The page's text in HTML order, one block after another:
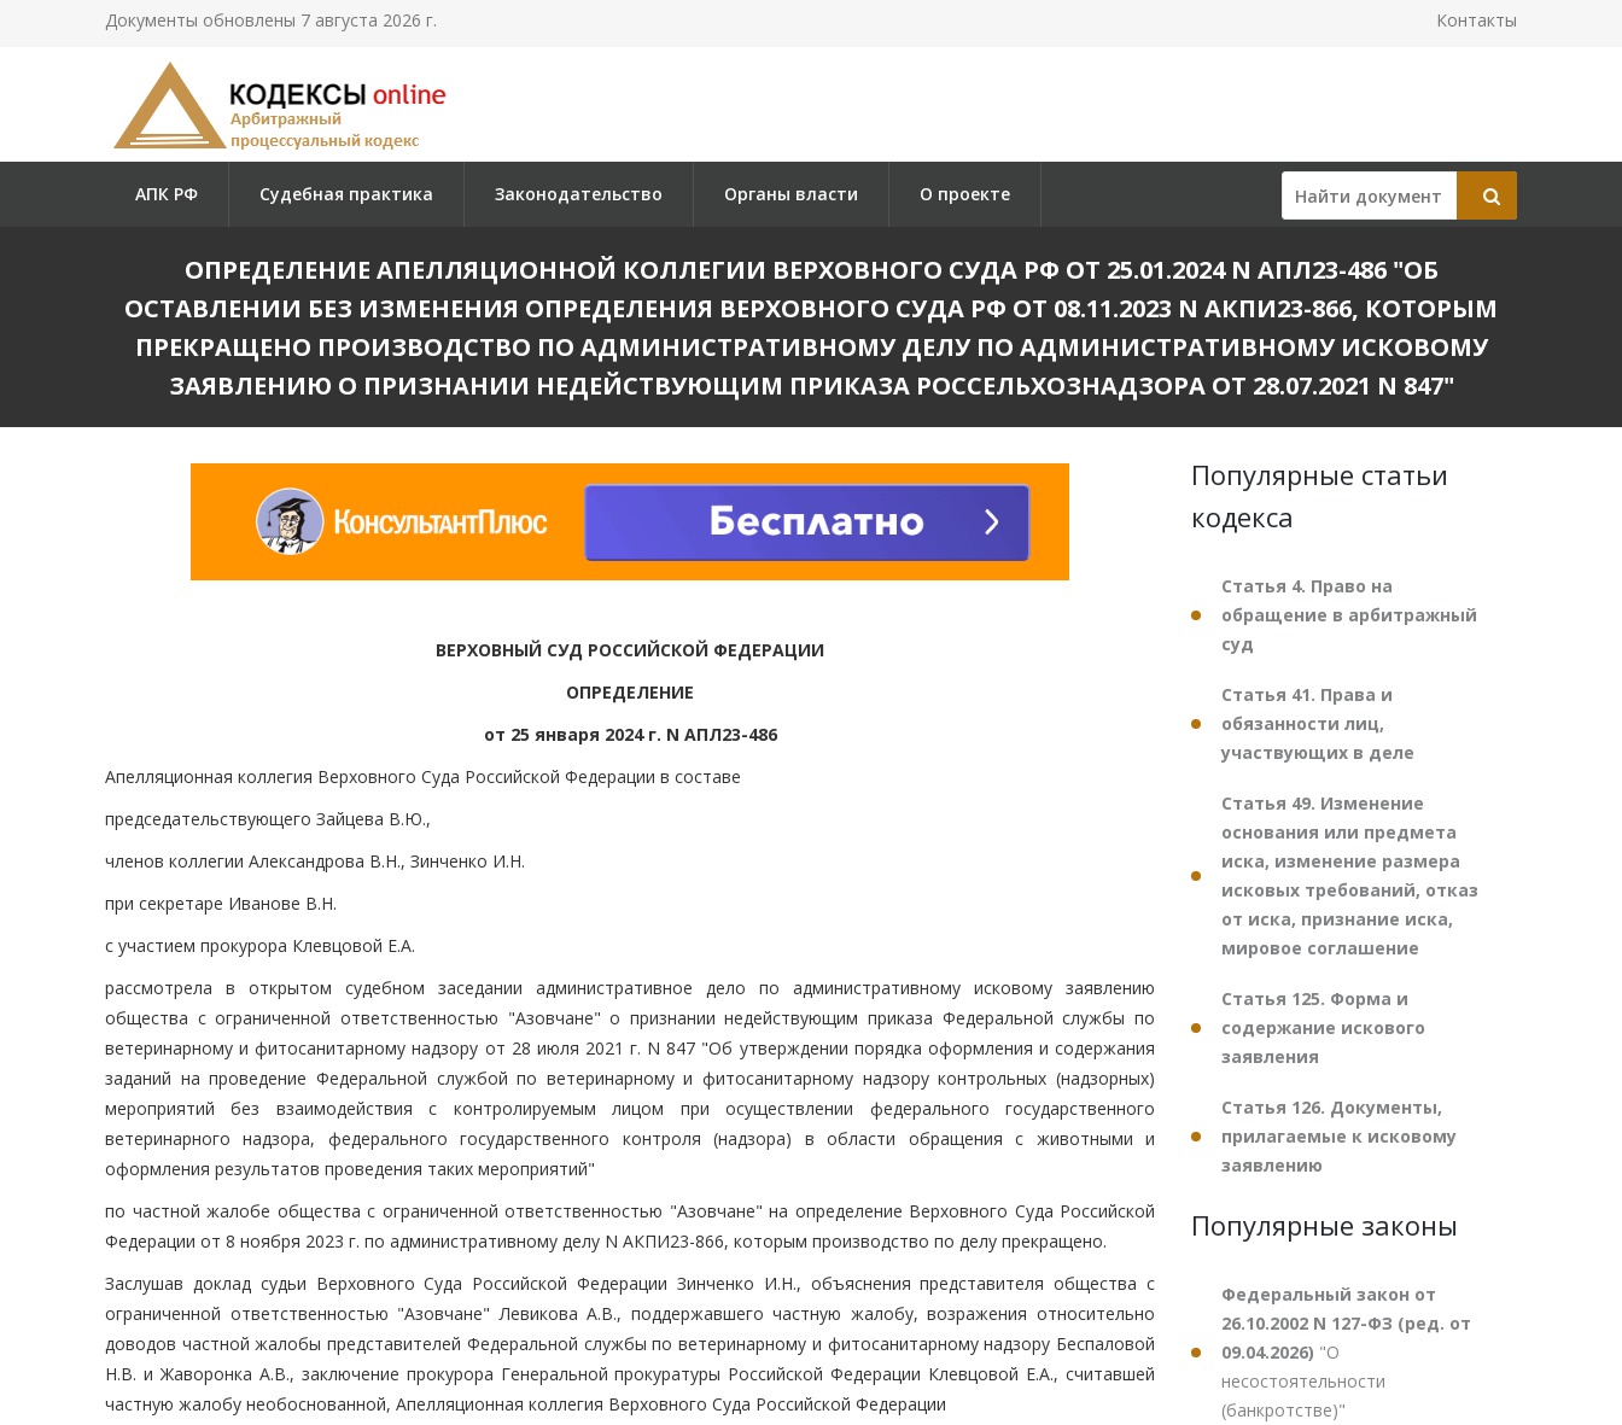
Документы обновлены 7 августа 2026 г. Контакты
АПК РФ Судебная практика Законодательство Органы власти О проекте
ОПРЕДЕЛЕНИЕ АПЕЛЛЯЦИОННОЙ КОЛЛЕГИИ ВЕРХОВНОГО СУДА РФ ОТ 25.01.2024 N АПЛ23-486 "ОБ
ОСТАВЛЕНИИ БЕЗ ИЗМЕНЕНИЯ ОПРЕДЕЛЕНИЯ ВЕРХОВНОГО СУДА РФ ОТ 08.11.2023 N АКПИ23-866, КОТОРЫМ
ПРЕКРАЩЕНО ПРОИЗВОДСТВО ПО АДМИНИСТРАТИВНОМУ ДЕЛУ ПО АДМИНИСТРАТИВНОМУ ИСКОВОМУ
ЗАЯВЛЕНИЮ О ПРИЗНАНИИ НЕДЕЙСТВУЮЩИМ ПРИКАЗА РОССЕЛЬХОЗНАДЗОРА ОТ 28.07.2021 N 847"
ВЕРХОВНЫЙ СУД РОССИЙСКОЙ ФЕДЕРАЦИИ
ОПРЕДЕЛЕНИЕ
от 25 января 2024 г. N АПЛ23-486
Апелляционная коллегия Верховного Суда Российской Федерации в составе
председательствующего Зайцева В.Ю.,
членов коллегии Александрова В.Н., Зинченко И.Н.
при секретаре Иванове В.Н.
с участием прокурора Клевцовой Е.А.
рассмотрела в открытом судебном заседании административное дело по административному исковому заявлению
общества с ограниченной ответственностью "Азовчане" о признании недействующим приказа Федеральной службы по
ветеринарному и фитосанитарному надзору от 28 июля 2021 г. N 847 "Об утверждении порядка оформления и содержания
заданий на проведение Федеральной службой по ветеринарному и фитосанитарному надзору контрольных (надзорных)
мероприятий без взаимодействия с контролируемым лицом при осуществлении федерального государственного
ветеринарного надзора, федерального государственного контроля (надзора) в области обращения с животными и
оформления результатов проведения таких мероприятий"
по частной жалобе общества с ограниченной ответственностью "Азовчане" на определение Верховного Суда Российской
Федерации от 8 ноября 2023 г. по административному делу N АКПИ23-866, которым производство по делу прекращено.
Заслушав доклад судьи Верховного Суда Российской Федерации Зинченко И.Н., объяснения представителя общества с
ограниченной ответственностью "Азовчане" Левикова А.В., поддержавшего частную жалобу, возражения относительно
доводов частной жалобы представителей Федеральной службы по ветеринарному и фитосанитарному надзору Беспаловой
Н.В. и Жаворонка А.В., заключение прокурора Генеральной прокуратуры Российской Федерации Клевцовой Е.А., считавшей
частную жалобу необоснованной, Апелляционная коллегия Верховного Суда Российской Федерации
Популярные статьи
кодекса
Статья 4. Право на
обращение в арбитражный
суд
Статья 41. Права и
обязанности лиц,
участвующих в деле
Статья 49. Изменение
основания или предмета
иска, изменение размера
исковых требований, отказ
от иска, признание иска,
мировое соглашение
Статья 125. Форма и
содержание искового
заявления
Статья 126. Документы,
прилагаемые к исковому
заявлению
Популярные законы
Федеральный закон от
26.10.2002 N 127-ФЗ (ред. от
09.04.2026) "О
несостоятельности
(банкротстве)"